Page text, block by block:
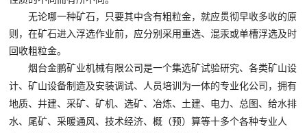
无论哪一种矿石，只要其中含有粗粒金，就应贯彻早收多收的原
则，在矿石进入浮选作业前，应分别采用重选、混汞或单槽浮选及时
回收粗粒金。
烟台金鹏矿业机械有限公司是一个集选矿试验研究、各类矿山设
计、矿山设备制造及安装调试、人员培训为一体的专业化公司，拥有
地质、井建、采矿、矿机、选矿、冶炼、土建、电力、总图、给水排
水、尾矿、采暖通风、技术经济、概（预）算等十多个各种专业人